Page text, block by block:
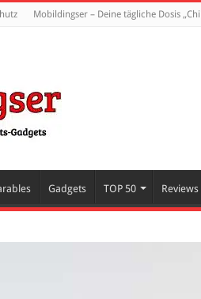
Mobildingser – Deine tägliche Dosis
Gadgets TOP 50 Reviews